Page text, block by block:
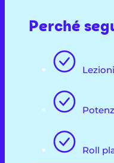
Perché
Roll